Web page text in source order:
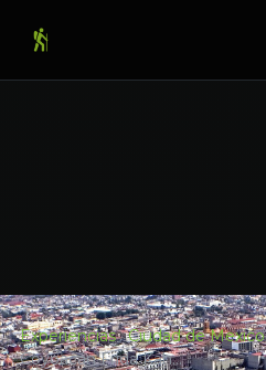
Experiencias · Ciudad de Mexico
Coyoacán Frida Kah…